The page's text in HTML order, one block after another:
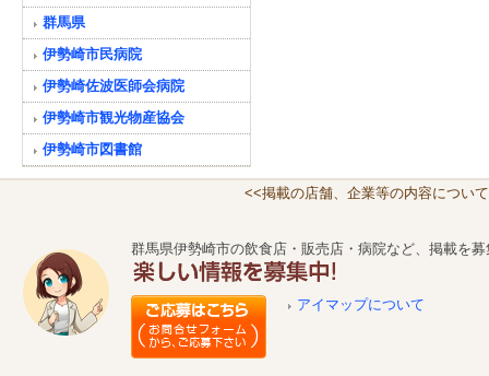
群馬県
伊勢崎市民病院
伊勢崎佐波医師会病院
伊勢崎市観光物産協会
伊勢崎市図書館
<<掲載の店舗、企業等の内容につい
群馬県伊勢崎市の飲食店・販売店・病院など、掲載を
アイマップについて